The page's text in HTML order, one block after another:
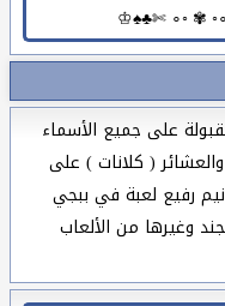
على جميع الأسماء
( كلانات ) على
رفيع لعبة في ببجي
وغيرها من الألعاب